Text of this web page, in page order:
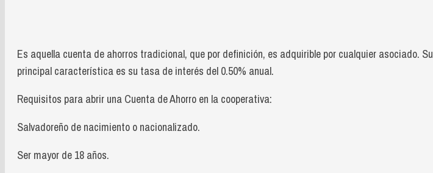
Es aquella cuenta de ahorros tradicional, que por definición, es adquirible por cualquier asociado. Su
principal característica es su tasa de interés del 0.50% anual.
Requisitos para abrir una Cuenta de Ahorro en la cooperativa:
Salvadoreño de nacimiento o nacionalizado.
Ser mayor de 18 años.